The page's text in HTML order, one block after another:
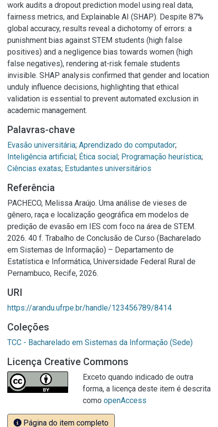
work audits a dropout prediction model using real data,
fairness metrics, and Explainable AI (SHAP). Despite 87%
global accuracy, results reveal a dichotomy of errors: a
punishment bias against STEM students (high false
positives) and a negligence bias towards women (high
false negatives), rendering at-risk female students
invisible. SHAP analysis confirmed that gender and location
unduly influence decisions, highlighting that ethical
validation is essential to prevent automated exclusion in
academic management.
Palavras-chave
Evasão universitária; Aprendizado do computador;
Inteligência artificial; Ética social; Programação heurística;
Ciências exatas; Estudantes universitários
Referência
PACHECO, Melissa Araújo. Uma análise de vieses de
gênero, raça e localização geográfica em modelos de
predição de evasão em IES com foco na área de STEM.
2026. 40 f. Trabalho de Conclusão de Curso (Bacharelado
em Sistemas de Informação) – Departamento de
Estatística e Informática, Universidade Federal Rural de
Pernambuco, Recife, 2026.
URI
https://arandu.ufrpe.br/handle/123456789/8414
Coleções
TCC - Bacharelado em Sistemas da Informação (Sede)
Licença Creative Commons
Exceto quando indicado de outra
forma, a licença deste item é descrita
como openAccess
Página do item completo